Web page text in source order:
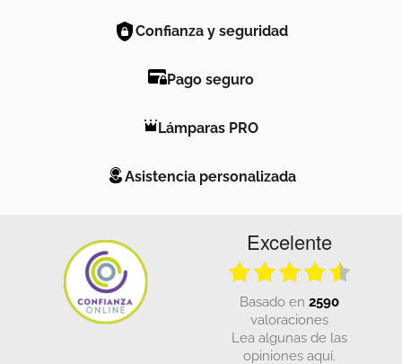
Confianza y seguridad
Pago seguro
Lámparas PRO
Asistencia personalizada
Excelente
basado en 2590
valoraciones
Lea algunas de las
opiniones aquí.